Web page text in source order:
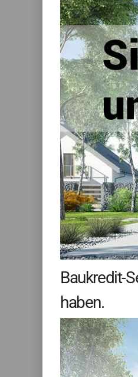
Baukredit-
haben.